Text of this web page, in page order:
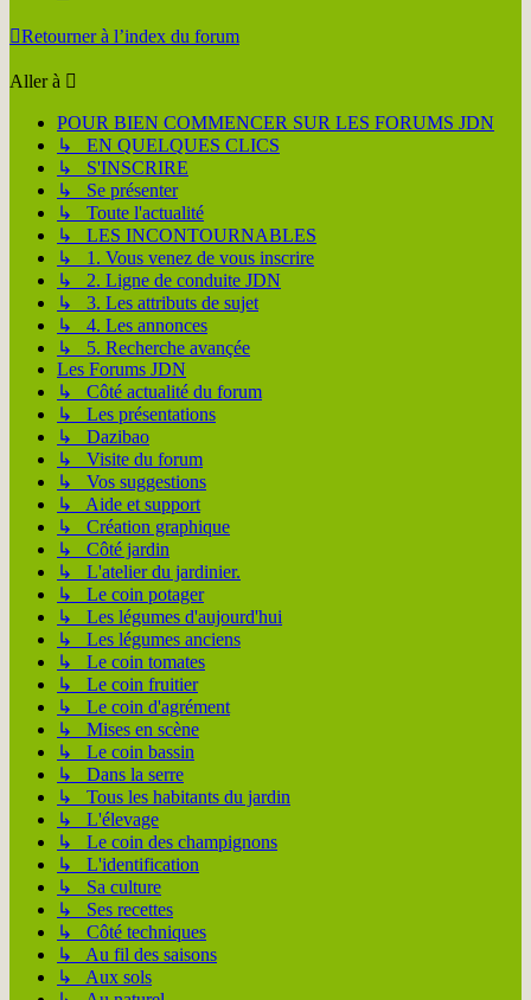
Retourner à l’index du forum
Aller à
POUR BIEN COMMENCER SUR LES FORUMS JDN
↳ EN QUELQUES CLICS
↳ S'INSCRIRE
↳ Se présenter
↳ Toute l'actualité
↳ LES INCONTOURNABLES
↳ 1. Vous venez de vous inscrire
↳ 2. Ligne de conduite JDN
↳ 3. Les attributs de sujet
↳ 4. Les annonces
↳ 5. Recherche avançée
Les Forums JDN
↳ Côté actualité du forum
↳ Les présentations
↳ Dazibao
↳ Visite du forum
↳ Vos suggestions
↳ Aide et support
↳ Création graphique
↳ Côté jardin
↳ L'atelier du jardinier.
↳ Le coin potager
↳ Les légumes d'aujourd'hui
↳ Les légumes anciens
↳ Le coin tomates
↳ Le coin fruitier
↳ Le coin d'agrément
↳ Mises en scène
↳ Le coin bassin
↳ Dans la serre
↳ Tous les habitants du jardin
↳ L'élevage
↳ Le coin des champignons
↳ L'identification
↳ Sa culture
↳ Ses recettes
↳ Côté techniques
↳ Au fil des saisons
↳ Aux sols